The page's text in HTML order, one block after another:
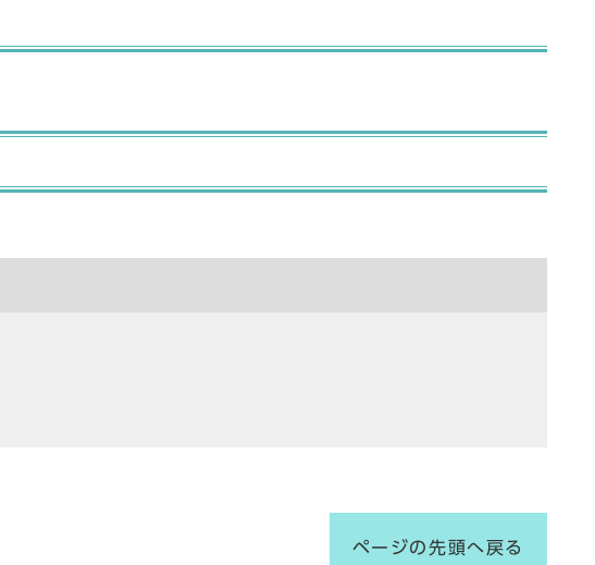
ページの先頭へ戻る